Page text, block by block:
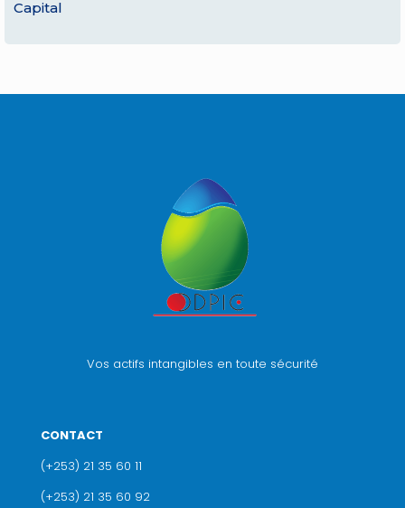
Capital
Vos actifs intangibles en toute sécurité
CONTACT
(+253) 21 35 60 11
(+253) 21 35 60 92